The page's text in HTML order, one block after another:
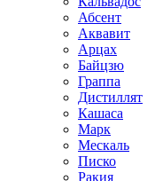
Абсент
Аквавит
Арцах
Байцзю
Граппа
Дистиллят
Кашаса
Марк
Мескаль
Писко
Ракия